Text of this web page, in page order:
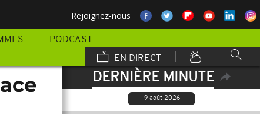
Rejoignez-nous
PODCAST
EN DIRECT
DERNIÈRE MINUTE
9 août 2026